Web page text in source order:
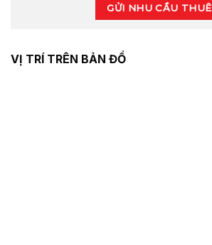
GỬI NHU CẦU THUÊ
VỊ TRÍ TRÊN BẢN ĐỒ